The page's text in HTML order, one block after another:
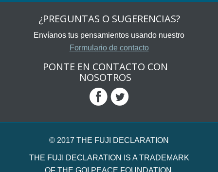
¿PREGUNTAS O SUGERENCIAS?
Envíanos tus pensamientos usando nuestro
Formulario de contacto
PONTE EN CONTACTO CON
NOSOTROS
© 2017 THE FUJI DECLARATION
THE FUJI DECLARATION IS A TRADEMARK
OF THE GOI PEACE FOUNDATION.